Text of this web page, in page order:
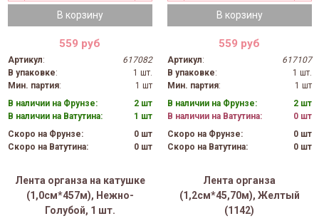
В корзину
559 руб
Артикул:
617082
В упаковке:
1 шт.
Мин. партия:
1 шт
В наличии на Фрунзе:
2 шт
В наличии на Ватутина:
1 шт
Скоро на Фрунзе:
0 шт
Скоро на Ватутина:
0 шт
В корзину
559 руб
Артикул:
617107
В упаковке:
1 шт.
Мин. партия:
1 шт
В наличии на Фрунзе:
2 шт
В наличии на Ватутина:
0 шт
Скоро на Фрунзе:
0 шт
Скоро на Ватутина:
0 шт
Лента органза на катушке
(1,0см*457м), Нежно-
Голубой, 1 шт.
Лента органза
(1,2см*45,70м), Желтый
(1142)